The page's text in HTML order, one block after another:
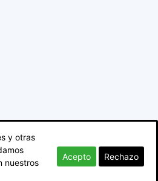
Theme by TagDiv
y otras
nuestros
Acepto Rechazo